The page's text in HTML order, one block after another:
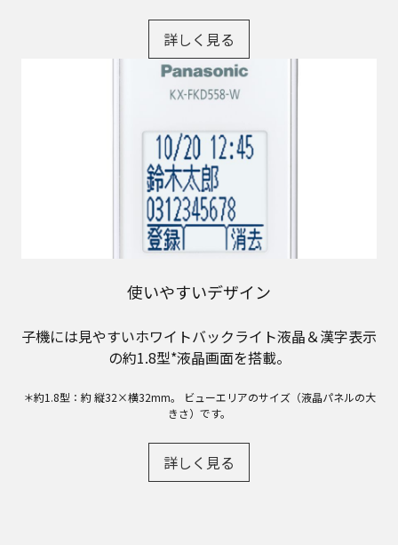
詳しく見る
使いやすいデザイン
子機には見やすいホワイトバックライト液晶＆漢字表示
の約1.8型*液晶画面を搭載。
＊約1.8型：約 縦32×横32mm。 ビューエリアのサイズ（液晶パネルの大
きさ）です。
詳しく見る